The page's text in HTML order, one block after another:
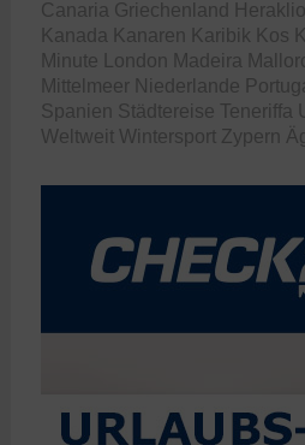
Canaria Griechenland
Kanada Kanaren Karibik Kos
Minute
London Madeira
Mittelmeer Niederlande
Spanien Städtereise Teneriffa
Weltweit Wintersport Zypern